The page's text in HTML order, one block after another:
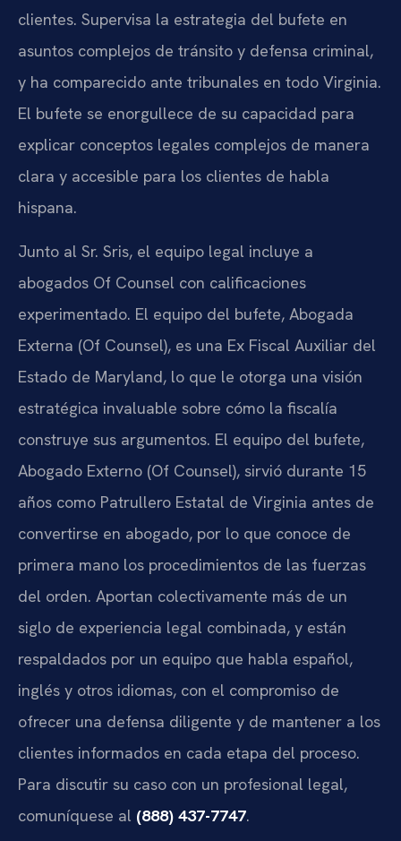
clientes. Supervisa la estrategia del bufete en
asuntos complejos de tránsito y defensa criminal,
y ha comparecido ante tribunales en todo Virginia.
El bufete se enorgullece de su capacidad para
explicar conceptos legales complejos de manera
clara y accesible para los clientes de habla
hispana.
Junto al Sr. Sris, el equipo legal incluye a
abogados Of Counsel con calificaciones
experimentado. El equipo del bufete, Abogada
Externa (Of Counsel), es una Ex Fiscal Auxiliar del
Estado de Maryland, lo que le otorga una visión
estratégica invaluable sobre cómo la fiscalía
construye sus argumentos. El equipo del bufete,
Abogado Externo (Of Counsel), sirvió durante 15
años como Patrullero Estatal de Virginia antes de
convertirse en abogado, por lo que conoce de
primera mano los procedimientos de las fuerzas
del orden. Aportan colectivamente más de un
siglo de experiencia legal combinada, y están
respaldados por un equipo que habla español,
inglés y otros idiomas, con el compromiso de
ofrecer una defensa diligente y de mantener a los
clientes informados en cada etapa del proceso.
Para discutir su caso con un profesional legal,
comuníquese al (888) 437-7747.